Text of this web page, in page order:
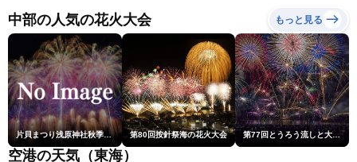
北美月／芳野達郎〉
中部の人気の花火大会 もっと見る
片貝まつり浅原神社秋季例大祭奉納大煙火 第80回按針祭海の花火大会
空港の天気（東海）